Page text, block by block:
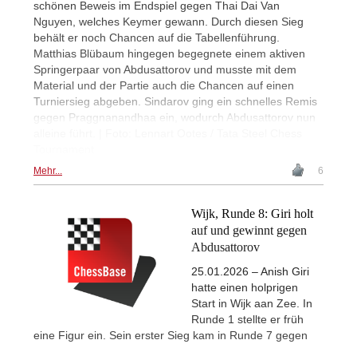
schönen Beweis im Endspiel gegen Thai Dai Van
Nguyen, welches Keymer gewann. Durch diesen Sieg
behält er noch Chancen auf die Tabellenführung.
Matthias Blübaum hingegen begegnete einem aktiven
Springerpaar von Abdusattorov und musste mit dem
Material und der Partie auch die Chancen auf einen
Turniersieg abgeben. Sindarov ging ein schnelles Remis
gegen Praggnanandhaa ein, wodurch Abdusattorov nun
Mehr... 6
Wijk, Runde 8: Giri holt
auf und gewinnt gegen
Abdusattorov
25.01.2026 – Anish Giri
hatte einen holprigen
Start in Wijk aan Zee. In
Runde 1 stellte er früh
eine Figur ein. Sein erster Sieg kam in Runde 7 gegen